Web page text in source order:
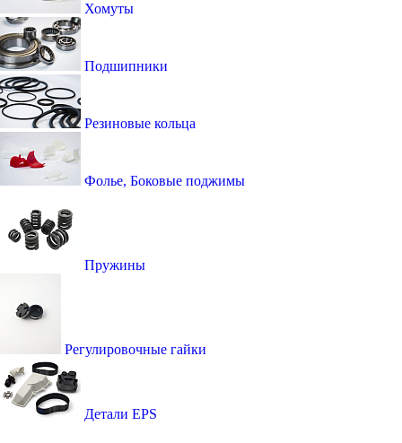
Хомуты
Подшипники
Резиновые кольца
Фолье, Боковые поджимы
Пружины
Регулировочные гайки
Детали EPS